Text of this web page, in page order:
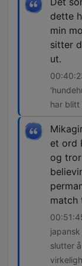
dette
min
sitter
ut.
har blitt
et ord
og
match
slutter